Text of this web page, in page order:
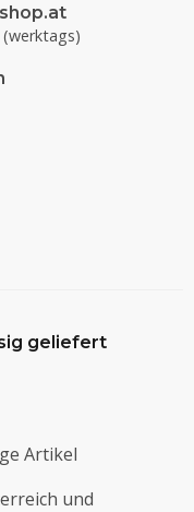
geliefert
Artikel
und